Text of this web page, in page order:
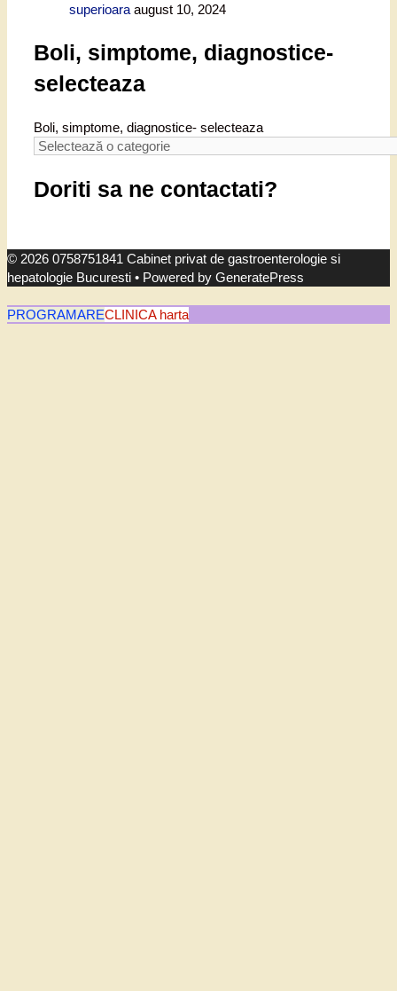
superioara august 10, 2024
Boli, simptome, diagnostice-
selecteaza
Boli, simptome, diagnostice- selecteaza
Doriti sa ne contactati?
© 2026 0758751841 Cabinet privat de gastroenterologie si
hepatologie Bucuresti • Powered by GeneratePress
PROGRAMARECLINICA harta